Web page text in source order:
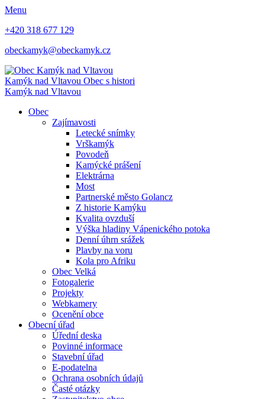
Menu
+420 318 677 129
obeckamyk@obeckamyk.cz
Kamýk nad Vltavou Obec s histori
Kamýk nad Vltavou
Obec
Zajímavosti
Letecké snímky
Vrškamýk
Povodeň
Kamýcké prášení
Elektrárna
Most
Partnerské město Golancz
Z historie Kamýku
Kvalita ovzduší
Výška hladiny Vápenického potoka
Denní úhrn srážek
Plavby na voru
Kola pro Afriku
Obec Velká
Fotogalerie
Projekty
Webkamery
Ocenění obce
Obecní úřad
Úřední deska
Povinné informace
Stavební úřad
E-podatelna
Ochrana osobních údajů
Časté otázky